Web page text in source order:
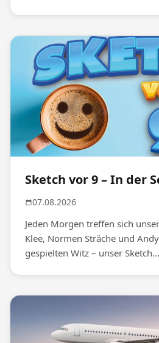
Sketch vor 9 – In der
07.08.2026
Jeden Morgen treffen sich
Klee, Normen Sträche und
gespielten Witz – unser Sketch...